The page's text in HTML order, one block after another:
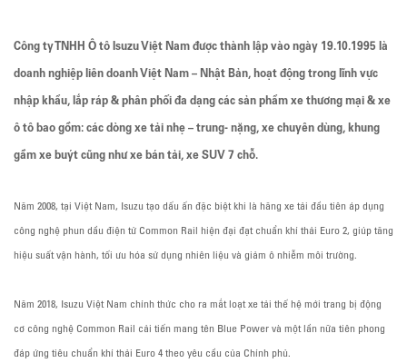
Công ty TNHH Ô tô Isuzu Việt Nam được thành lập vào ngày 19.10.1995 là
doanh nghiệp liên doanh Việt Nam – Nhật Bản, hoạt động trong lĩnh vực
nhập khẩu, lắp ráp & phân phối đa dạng các sản phẩm xe thương mại & xe
ô tô bao gồm: các dòng xe tải nhẹ – trung- nặng, xe chuyên dùng, khung
gầm xe buýt cũng như xe bán tải, xe SUV 7 chỗ.
Năm 2008, tại Việt Nam, Isuzu tạo dấu ấn đặc biệt khi là hãng xe tải đầu tiên áp dụng
công nghệ phun dầu điện tử Common Rail hiện đại đạt chuẩn khí thải Euro 2, giúp tăng
hiệu suất vận hành, tối ưu hóa sử dụng nhiên liệu và giảm ô nhiễm môi trường.
Năm 2018, Isuzu Việt Nam chính thức cho ra mắt loạt xe tải thế hệ mới trang bị động
cơ công nghệ Common Rail cải tiến mang tên Blue Power và một lần nữa tiên phong
đáp ứng tiêu chuẩn khí thải Euro 4 theo yêu cầu của Chính phủ.